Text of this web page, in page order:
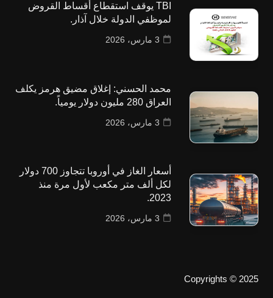
TBI يوقف استقطاع أقساط القروض
لموظفي الدولة خلال آذار.
3 مارس، 2026
محمد الحسني: إغلاق مضيق هرمز يكلف
العراق 280 مليون دولار يومياً.
3 مارس، 2026
أسعار الغاز في أوروبا تتجاوز 700 دولار
لكل ألف متر مكعب لأول مرة منذ
2023.
3 مارس، 2026
Copyrights © 2025